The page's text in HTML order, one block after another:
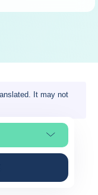
It may not
skiltį